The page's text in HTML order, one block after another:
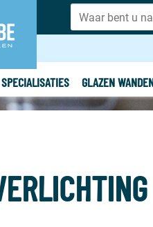
SPECIALISATIES GLAZEN